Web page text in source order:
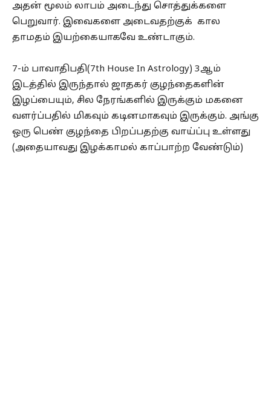
அதன் மூலம் லாபம் அடைந்து சொத்துக்களை
பெறுவார். இவைகளை அடைவதற்குக் கால
தாமதம் இயற்கையாகவே உண்டாகும்.
7-ம் பாவாதிபதி(7th House In Astrology) 3ஆம்
இடத்தில் இருந்தால் ஜாதகர் குழந்தைகளின்
இழப்பையும், சில நேரங்களில் இருக்கும் மகனை
வளர்ப்பதில் மிகவும் கடினமாகவும் இருக்கும். அங்கு
ஒரு பெண் குழந்தை பிறப்பதற்கு வாய்ப்பு உள்ளது
(அதையாவது இழக்காமல் காப்பாற்ற வேண்டும்)